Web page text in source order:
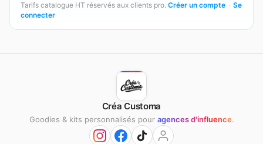
Tarifs catalogue HT réservés aux clients pro. Créer un compte · Se
connecter
Créa Customa
Goodies & kits personnalisés pour agences d'influence.